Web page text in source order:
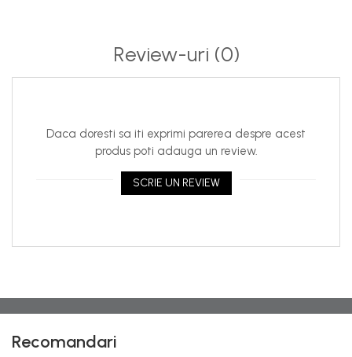
Review-uri (0)
Daca doresti sa iti exprimi parerea despre acest
produs poti adauga un review.
SCRIE UN REVIEW
Recomandari